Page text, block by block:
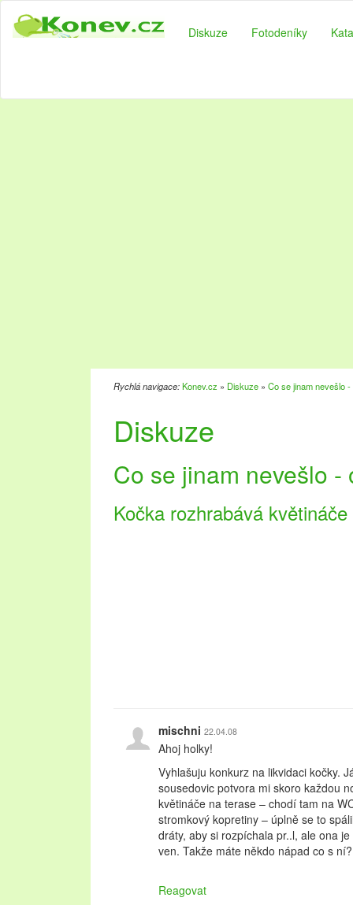
Diskuze Fotodeníky
Rychlá navigace:Konev.cz » Diskuze » Co se jinam nevešlo
Diskuze
Co se jinam nevešlo -
Kočka rozhrabává květináče
mischni 22.04.08
Ahoj holky!
Vyhlašuju konkurz na likvidaci kočky.
sousedovic potvora mi skoro každou
květináče na terase – chodí tam na
stromkový kopretiny – úplně se to
dráty, aby si rozpíchala pr..l, ale ona
ven. Takže máte někdo nápad co s
Reagovat